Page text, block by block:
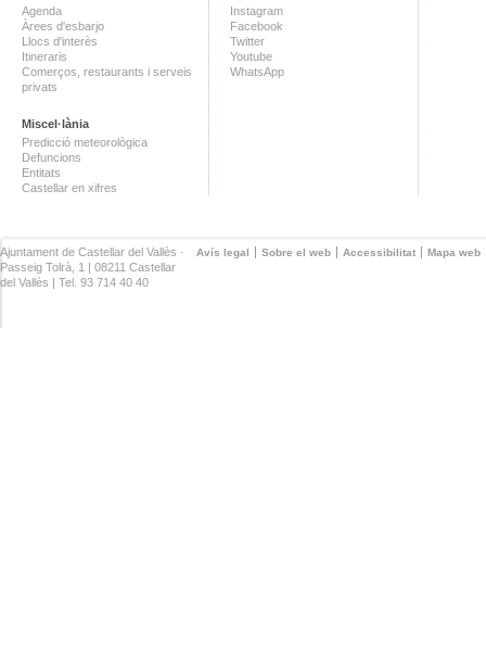
Agenda
Àrees d'esbarjo
Llocs d'interès
Itineraris
Comerços, restaurants i serveis
privats
Miscel·lània
Predicció meteorològica
Defuncions
Entitats
Castellar en xifres
Instagram
Facebook
Twitter
Youtube
WhatsApp
Avís legal Sobre el web Accessibilitat Mapa web
Ajuntament de Castellar del Vallès ·
Passeig Tolrà, 1 | 08211 Castellar
del Vallès | Tel. 93 714 40 40